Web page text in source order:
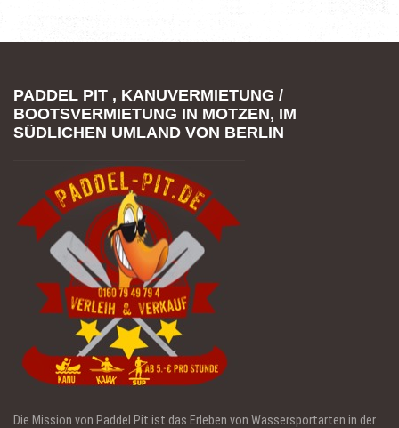
PADDEL PIT , KANUVERMIETUNG /
BOOTSVERMIETUNG IN MOTZEN, IM
SÜDLICHEN UMLAND VON BERLIN
Die Mission von Paddel Pit ist das Erleben von Wassersportarten in der